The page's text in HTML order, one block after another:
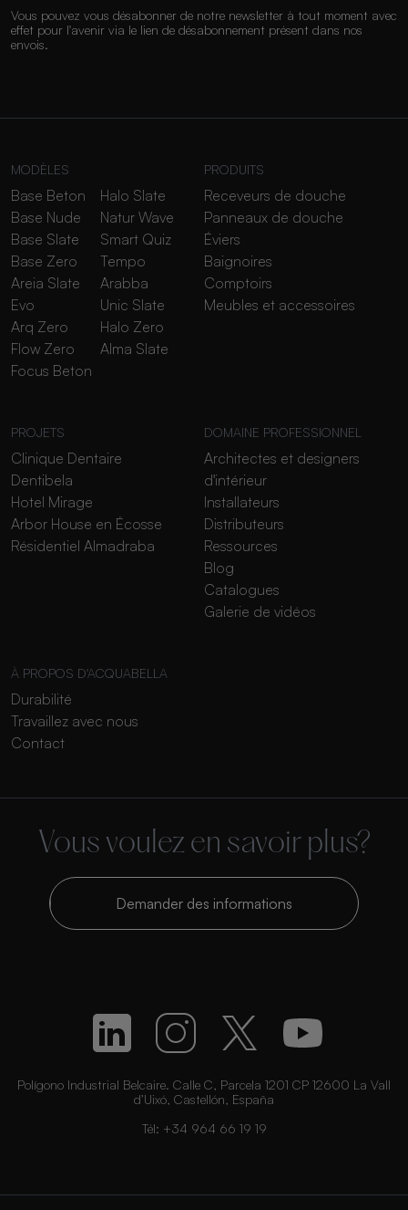
Vous pouvez vous désabonner de notre newsletter à tout moment avec
effet pour l'avenir via le lien de désabonnement présent dans nos
envois.
MODÈLES
Base Beton
Base Nude
Base Slate
Base Zero
Areia Slate
Evo
Arq Zero
Flow Zero
Focus Beton
Halo Slate
Natur Wave
Smart Quiz
Tempo
Arabba
Unic Slate
Halo Zero
Alma Slate
PRODUITS
Receveurs de douche
Panneaux de douche
Éviers
Baignoires
Comptoirs
Meubles et accessoires
PROJETS
Clinique Dentaire
Dentibela
Hotel Mirage
Arbor House en Écosse
Résidentiel Almadraba
DOMAINE PROFESSIONNEL
Architectes et designers
d'intérieur
Installateurs
Distributeurs
Ressources
Blog
Catalogues
Galerie de vidéos
À PROPOS D'ACQUABELLA
Durabilité
Travaillez avec nous
Contact
Vous voulez en savoir plus?
Demander des informations
Polígono Industrial Belcaire. Calle C, Parcela 1201 CP 12600 La Vall
d’Uixó, Castellón, España
Tél: +34 964 66 19 19